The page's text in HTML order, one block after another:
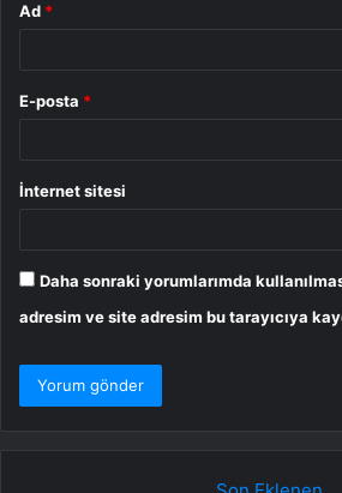
Ad *
E-posta *
İnternet sitesi
Daha sonraki yorumlarımda
adresim ve site adresim bu tarayıcıya